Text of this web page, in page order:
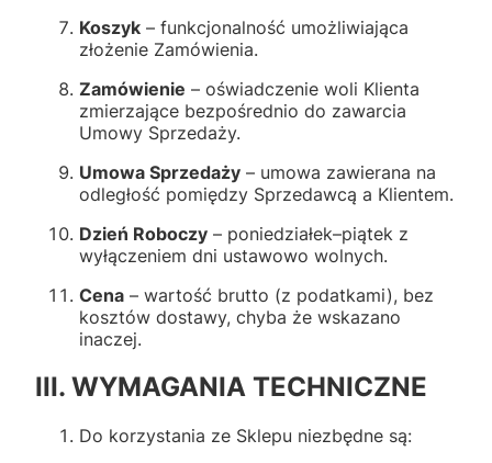
Koszyk – funkcjonalność umożliwiająca
złożenie Zamówienia.
Zamówienie – oświadczenie woli Klienta
zmierzające bezpośrednio do zawarcia
Umowy Sprzedaży.
Umowa Sprzedaży – umowa zawierana na
odległość pomiędzy Sprzedawcą a Klientem.
Dzień Roboczy – poniedziałek–piątek z
wyłączeniem dni ustawowo wolnych.
Cena – wartość brutto (z podatkami), bez
kosztów dostawy, chyba że wskazano
inaczej.
III. WYMAGANIA TECHNICZNE
Do korzystania ze Sklepu niezbędne są: